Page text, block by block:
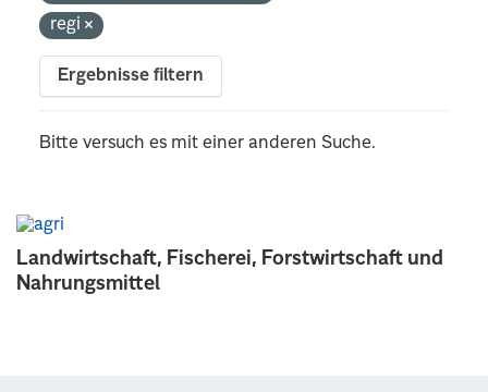
Landwirtschaft, Fischerei, Forstwirtschaft und
Nahrungsmittel
regi
Ergebnisse filtern
Bitte versuch es mit einer anderen Suche.